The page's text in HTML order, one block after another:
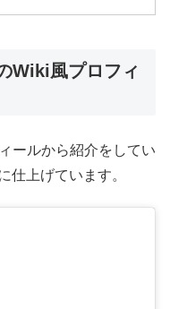
Wiki風プロフィ
ールから紹介をしてい
仕上げています。